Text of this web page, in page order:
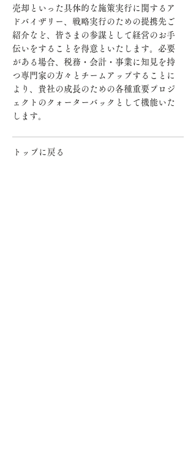
売却といった具体的な施策実行に関するア
ドバイザリー、戦略実行のための提携先ご
紹介など、皆さまの参謀として経営のお手
伝いをすることを得意といたします。必要
がある場合、税務・会計・事業に知見を持
つ専門家の方々とチームアップすることに
より、貴社の成長のための各種重要プロジ
ェクトのクォーターバックとして機能いた
します。
トップに戻る